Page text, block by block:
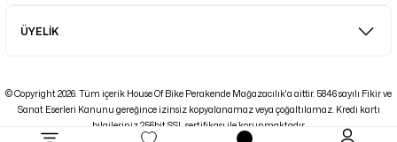
ÜYELİK
© Copyright 2026. Tüm içerik House Of Bike Perakende Mağazacılık'a aittir. 5846 sayılı Fikir ve
Sanat Eserleri Kanunu gereğince izinsiz kopyalanamaz veya çoğaltılamaz. Kredi kartı
bilgileriniz 256bit SSL sertifikası ile korunmaktadır.